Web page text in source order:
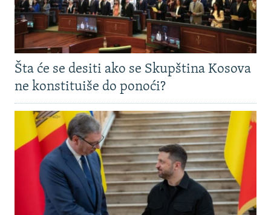
Šta će se desiti ako se Skupština Kosova
ne konstituiše do ponoći?